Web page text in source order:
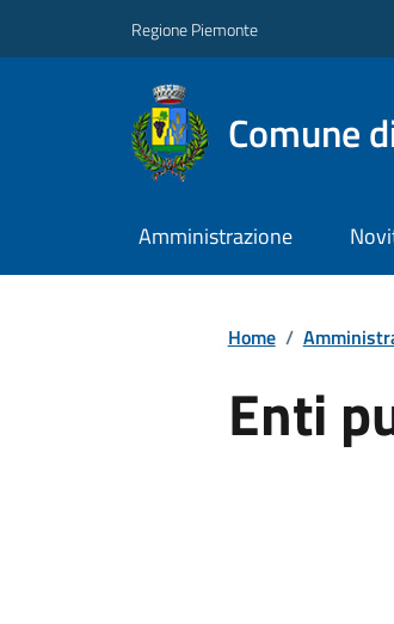
Regione Piemonte
Comune
Amministrazione
Home /
Enti